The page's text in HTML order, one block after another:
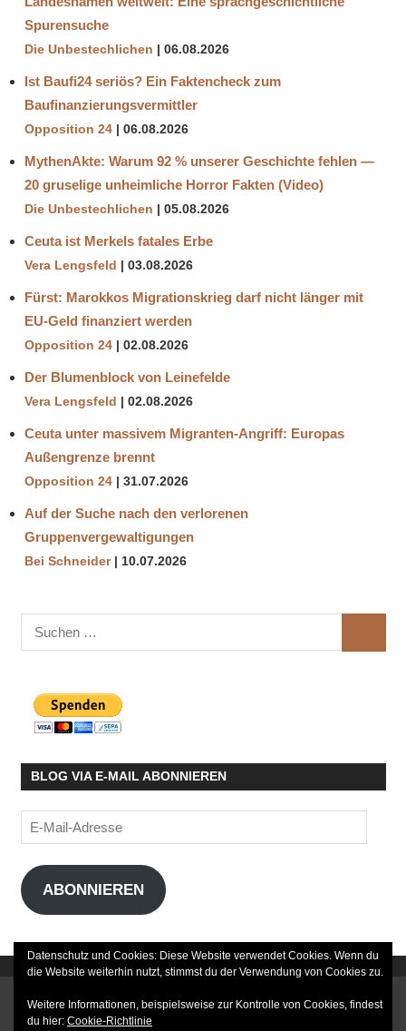
Spurensuche
Die Unbestechlichen 06.08.2026
Ist Baufi24 seriös? Ein Faktencheck zum
Baufinanzierungsvermittler
Opposition 24 06.08.2026
MythenAkte: Warum 92 % unserer Geschichte fehlen —
20 gruselige unheimliche Horror Fakten (Video)
Die Unbestechlichen 05.08.2026
Ceuta ist Merkels fatales Erbe
Vera Lengsfeld 03.08.2026
Fürst: Marokkos Migrationskrieg darf nicht länger mit
EU-Geld finanziert werden
Opposition 24 02.08.2026
Der Blumenblock von Leinefelde
Vera Lengsfeld 02.08.2026
Ceuta unter massivem Migranten-Angriff: Europas
Außengrenze brennt
Opposition 24 31.07.2026
Auf der Suche nach den verlorenen
Gruppenvergewaltigungen
Bei Schneider 10.07.2026
Suchen
nach:
BLOG VIA E-MAIL ABONNIEREN
E-
Mail-
Adresse
ABONNIEREN
Datenschutz und Cookies: Diese Website verwendet Cookies. Wenn du
die Website weiterhin nutzt, stimmst du der Verwendung von Cookies zu.
Weitere Informationen, beispielsweise zur Kontrolle von Cookies, findest
du hier: Cookie-Richtlinie